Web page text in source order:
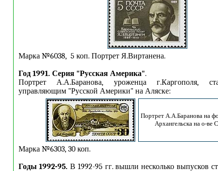
Марка №6038, 5 коп. Портрет Я.Виртанена.
Год 1991. Серия "Русская Америка".
Портрет А.А.Баранова, уроженца г.Каргополя,
управляющим "Русской Америки" на Аляске:
Портрет А.А.Баранова на
Архангельска на о-ве
Марка №6303, 30 коп.
Годы 1992-95. В 1992-95 гг. вышли несколько выпусков